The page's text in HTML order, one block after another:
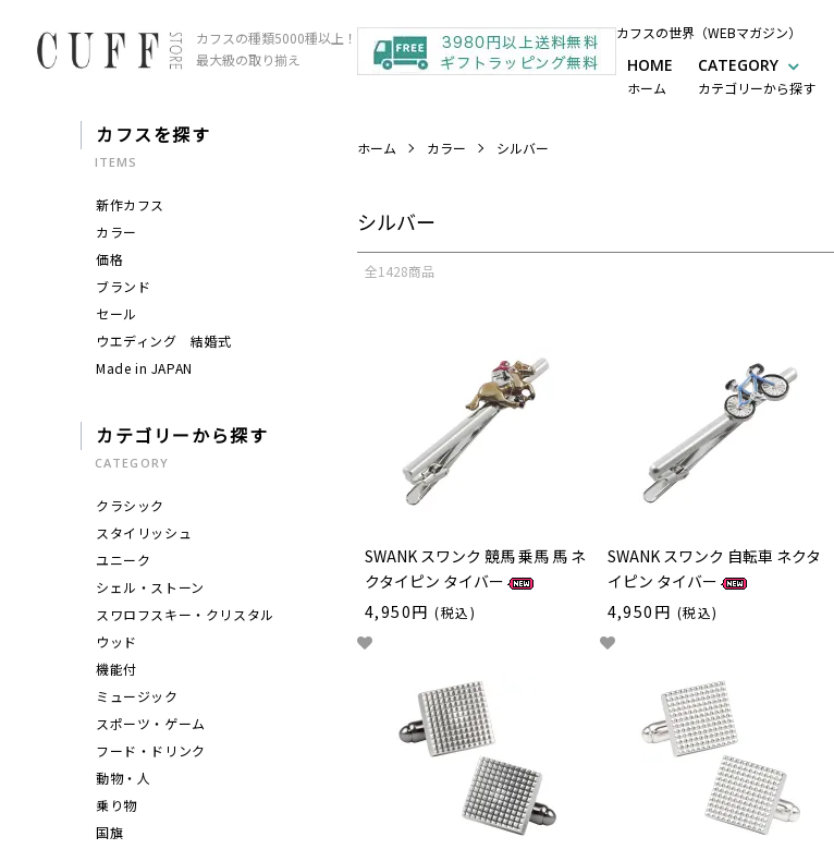
カフスの種類5000種以上！
最大級の取り揃え
HOME
ホーム
CATEGORY
カテゴリーから探す
カフスの世界（WEBマガジン）
カフスを探す
ITEMS
新作カフス
カラー
価格
ブランド
セール
ウエディング 結婚式
Made in JAPAN
カテゴリーから探す
CATEGORY
クラシック
スタイリッシュ
ユニーク
シェル・ストーン
スワロフスキー・クリスタル
ウッド
機能付
ミュージック
スポーツ・ゲーム
フード・ドリンク
動物・人
乗り物
国旗
ホーム カラー シルバー
シルバー
全1428商品
SWANK スワンク 競馬 乗馬 馬 ネ
クタイピン タイバー
4,950円 (税込)
SWANK スワンク 自転車 ネクタ
イピン タイバー
4,950円 (税込)